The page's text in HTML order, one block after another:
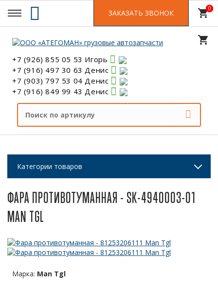
+7 (926) 855 05 53 Игорь
+7 (916) 497 30 63 Денис
+7 (903) 797 53 04 Денис
+7 (916) 849 99 43 Денис
ЗАКАЗАТЬ ЗВОНОК shopping_cart0
shopping_cart
0
Категории товаров
ФАРА ПРОТИВОТУМАННАЯ - SK-4940003-01
MAN TGL
Марка: Man Tgl